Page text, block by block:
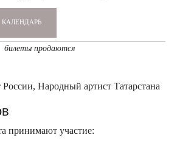
КАЛЕНДАРЬ
билеты продаются
Народный артист Татарстана
принимают участие: